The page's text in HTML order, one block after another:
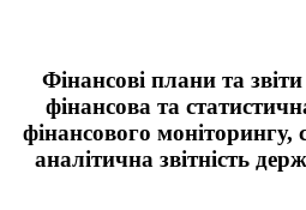
Фінансові плани та
фінансова та
фінансового моніторингу,
аналітична звітність